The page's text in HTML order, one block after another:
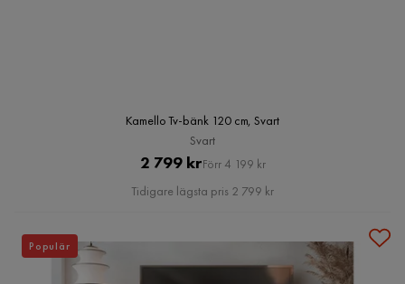
Kamello Tv-bänk 120 cm, Svart
Svart
Pris
2 799 krOriginal
Pris
Förr 4 199 kr
Tidigare lägsta pris 2 799 kr
Populär